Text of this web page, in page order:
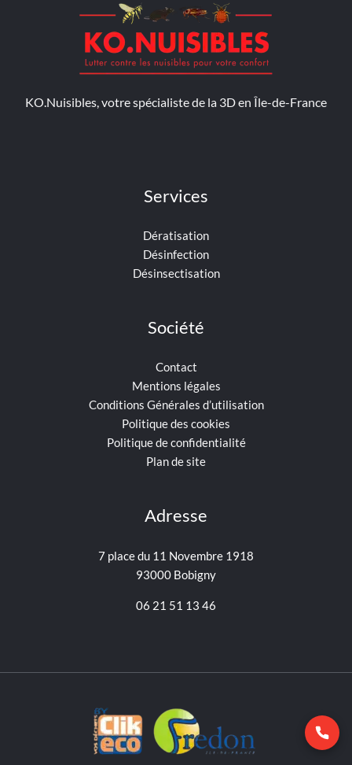
KO.Nuisibles, votre spécialiste de la 3D en Île-de-France
Services
Dératisation
Désinfection
Désinsectisation
Société
Contact
Mentions légales
Conditions Générales d’utilisation
Politique des cookies
Politique de confidentialité
Plan de site
Adresse
7 place du 11 Novembre 1918
93000 Bobigny
06 21 51 13 46